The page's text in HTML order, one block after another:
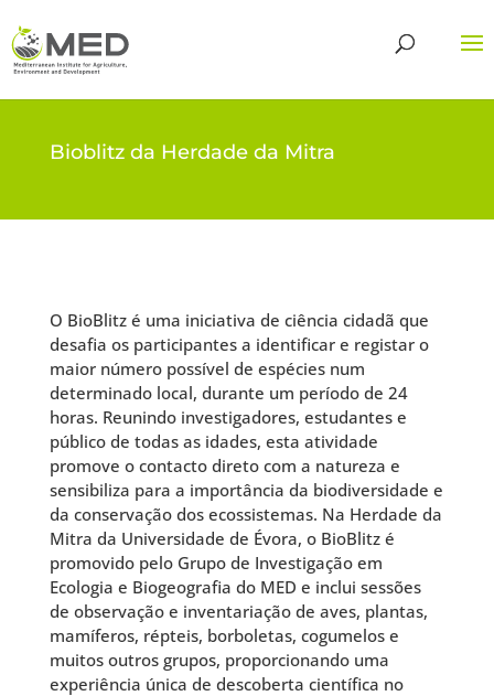
Bioblitz da Herdade da Mitra
O BioBlitz é uma iniciativa de ciência cidadã que
desafia os participantes a identificar e registar o
maior número possível de espécies num
determinado local, durante um período de 24
horas. Reunindo investigadores, estudantes e
público de todas as idades, esta atividade
promove o contacto direto com a natureza e
sensibiliza para a importância da biodiversidade e
da conservação dos ecossistemas. Na Herdade da
Mitra da Universidade de Évora, o BioBlitz é
promovido pelo Grupo de Investigação em
Ecologia e Biogeografia do MED e inclui sessões
de observação e inventariação de aves, plantas,
mamíferos, répteis, borboletas, cogumelos e
muitos outros grupos, proporcionando uma
experiência única de descoberta científica no